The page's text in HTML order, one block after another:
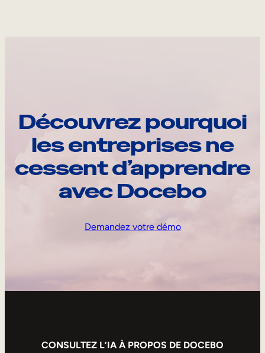
Découvrez pourquoi
les entreprises ne
cessent d’apprendre
avec Docebo
Demandez votre démo
CONSULTEZ L’IA À PROPOS DE DOCEBO